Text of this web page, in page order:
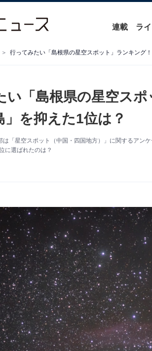
連載 ラ
行ってみたい「島根県の星空スポット」ランキング
い「島根県の星空ス
」を抑えた1位は？
は「星空スポット（中国・四国地方）」に関するアン
に選ばれたのは？